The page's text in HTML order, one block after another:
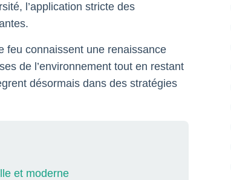
l’application stricte des
feu connaissent une renaissance
de l’environnement tout en restant
désormais dans des stratégies
et moderne